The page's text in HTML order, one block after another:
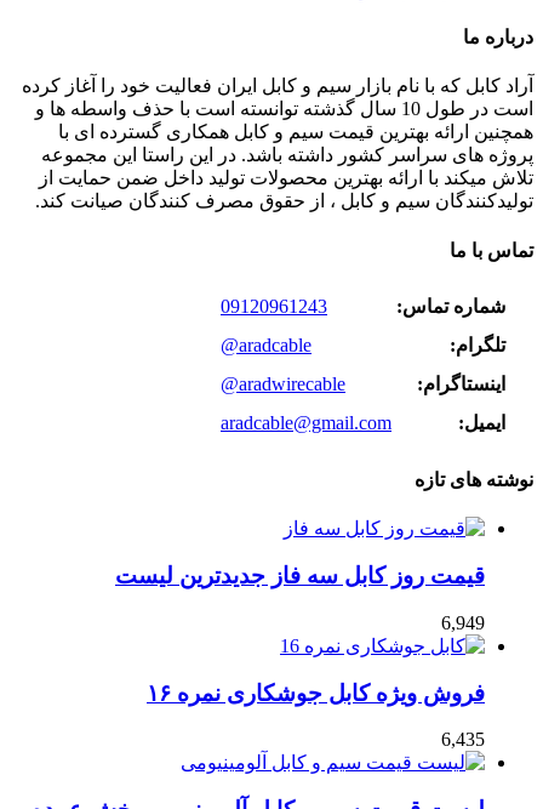
درباره ما
آراد کابل که با نام بازار سیم و کابل ایران فعالیت خود را آغاز کرده
است در طول 10 سال گذشته توانسته است با حذف واسطه ها و
همچنین ارائه بهترین قیمت سیم و کابل همکاری گسترده ای با
پروژه های سراسر کشور داشته باشد. در این راستا این مجموعه
تلاش میکند با ارائه بهترین محصولات تولید داخل ضمن حمایت از
تولیدکنندگان سیم و کابل ، از حقوق مصرف کنندگان صیانت کند.
تماس با ما
شماره تماس:
09120961243
تلگرام:
@aradcable
اینستاگرام:
@aradwirecable
ایمیل:
aradcable@gmail.com
نوشته های تازه
قیمت روز کابل سه فاز جدیدترین لیست
6,949
فروش ویژه کابل جوشکاری نمره ۱۶
6,435